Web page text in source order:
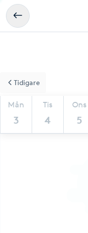
Mån
3
Tis
4
Ons
5
Tidigare